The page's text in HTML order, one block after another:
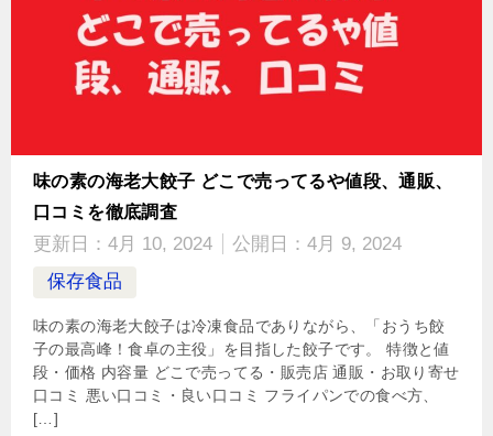
味の素の海老大餃子 どこで売ってるや値段、通販、
口コミを徹底調査
更新日： 4月 10, 2024 公開日： 4月 9, 2024
保存食品
味の素の海老大餃子は冷凍食品でありながら、「おうち餃
子の最高峰！食卓の主役」を目指した餃子です。 特徴と値
段・価格 内容量 どこで売ってる・販売店 通販・お取り寄せ
口コミ 悪い口コミ・良い口コミ フライパンでの食べ方、
[…]